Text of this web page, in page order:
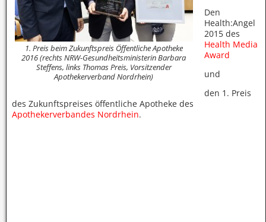
1. Preis beim Zukunftspreis Öffentliche Apotheke
2016 (rechts NRW-Gesundheitsministerin Barbara
Steffens, links Thomas Preis, Vorsitzender
Apothekerverband Nordrhein)
Den
Health:Angel
2015 des
Health Media
Award
und
den 1. Preis
des Zukunftspreises öffentliche Apotheke des
Apothekerverbandes Nordrhein.